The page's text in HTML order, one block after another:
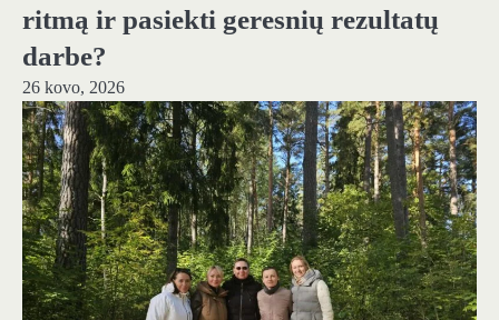
ritmą ir pasiekti geresnių rezultatų
darbe?
26 kovo, 2026